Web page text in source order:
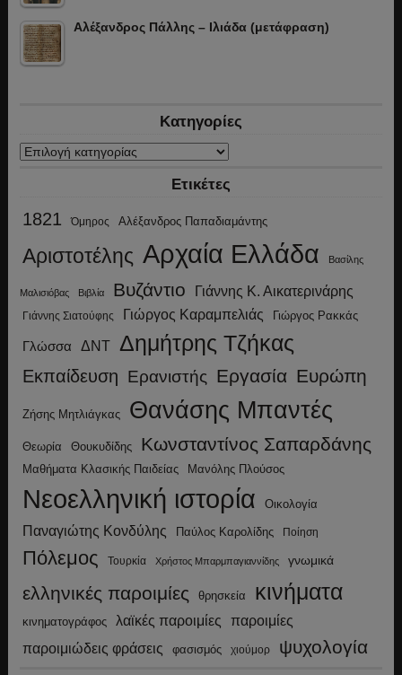
Αλέξανδρος Πάλλης – Ιλιάδα (μετάφραση)
Κατηγορίες
Κατηγορίες
Ετικέτες
1821 Όμηρος Αλέξανδρος Παπαδιαμάντης
Αριστοτέλης Αρχαία Ελλάδα Βασίλης
Μαλισιόβας Βιβλία Βυζάντιο Γιάννης Κ. Αικατερινάρης
Γιάννης Σιατούφης Γιώργος Καραμπελιάς Γιώργος Ρακκάς
Γλώσσα ΔΝΤ Δημήτρης Τζήκας
Εκπαίδευση Ερανιστής Εργασία Ευρώπη
Ζήσης Μητλιάγκας Θανάσης Μπαντές
Θεωρία Θουκυδίδης Κωνσταντίνος Σαπαρδάνης
Μαθήματα Κλασικής Παιδείας Μανόλης Πλούσος
Νεοελληνική ιστορία Οικολογία
Παναγιώτης Κονδύλης Παύλος Καρολίδης Ποίηση
Πόλεμος Τουρκία Χρήστος Μπαρμπαγιαννίδης γνωμικά
ελληνικές παροιμίες θρησκεία κινήματα
κινηματογράφος λαϊκές παροιμίες παροιμίες
παροιμιώδεις φράσεις φασισμός χιούμορ ψυχολογία